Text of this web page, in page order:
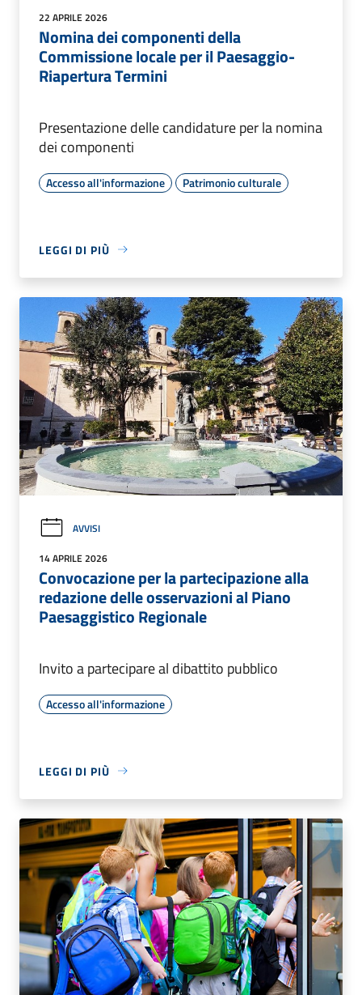
22 APRILE 2026
Nomina dei componenti della
Commissione locale per il Paesaggio-
Riapertura Termini
Presentazione delle candidature per la nomina
dei componenti
Accesso all'informazione Patrimonio culturale
LEGGI DI PIÙ
AVVISI
14 APRILE 2026
Convocazione per la partecipazione alla
redazione delle osservazioni al Piano
Paesaggistico Regionale
Invito a partecipare al dibattito pubblico
Accesso all'informazione
LEGGI DI PIÙ